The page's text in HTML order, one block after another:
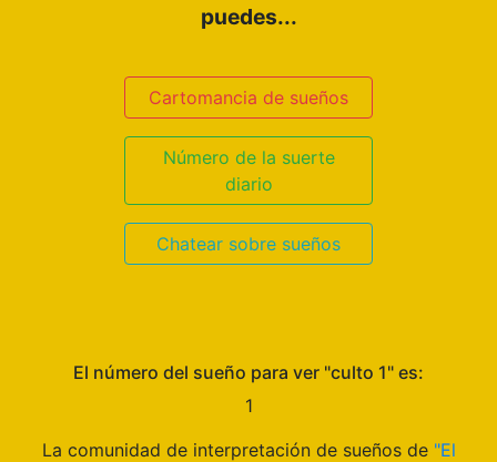
puedes...
Cartomancia de sueños
Número de la suerte
diario
Chatear sobre sueños
El número del sueño para ver "culto 1" es:
1
La comunidad de interpretación de sueños de "El